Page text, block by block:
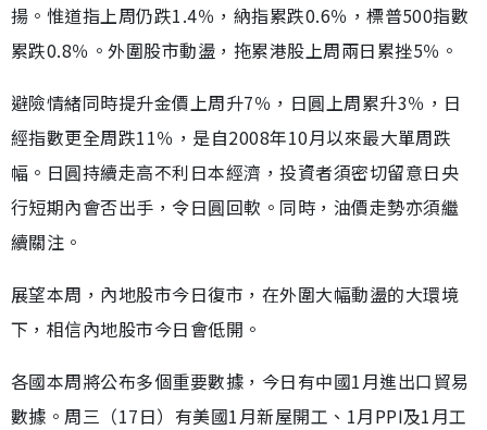
揚。惟道指上周仍跌1.4％，納指累跌0.6％，標普500指數
累跌0.8％。外圍股市動盪，拖累港股上周兩日累挫5％。
避險情緒同時提升金價上周升7％，日圓上周累升3％，日
經指數更全周跌11％，是自2008年10月以來最大單周跌
幅。日圓持續走高不利日本經濟，投資者須密切留意日央
行短期內會否出手，令日圓回軟。同時，油價走勢亦須繼
續關注。
展望本周，內地股市今日復市，在外圍大幅動盪的大環境
下，相信內地股市今日會低開。
各國本周將公布多個重要數據，今日有中國1月進出口貿易
數據。周三（17日）有美國1月新屋開工、1月PPI及1月工